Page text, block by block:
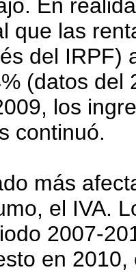
En
que las
del IRPF)
(datos del
los
continuó.
más
el IVA.
2007-
en